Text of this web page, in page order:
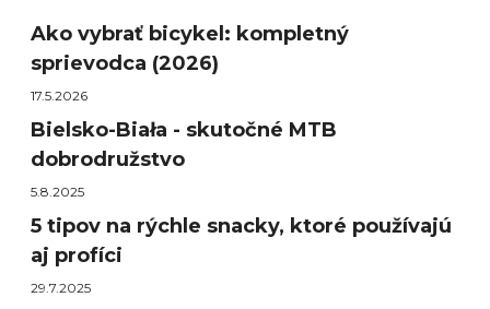
Ako vybrať bicykel: kompletný
sprievodca (2026)
17.5.2026
Bielsko-Biała - skutočné MTB
dobrodružstvo
5.8.2025
5 tipov na rýchle snacky, ktoré používajú
aj profíci
29.7.2025